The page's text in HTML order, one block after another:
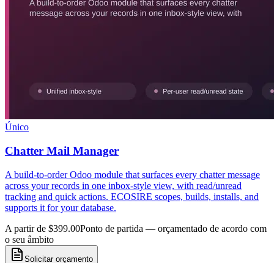
Único
Chatter Mail Manager
A build-to-order Odoo module that surfaces every chatter message
across your records in one inbox-style view, with read/unread
tracking and quick actions. ECOSIRE scopes, builds, installs, and
supports it for your database.
A partir de $399.00Ponto de partida — orçamentado de acordo com
o seu âmbito
Solicitar orçamento